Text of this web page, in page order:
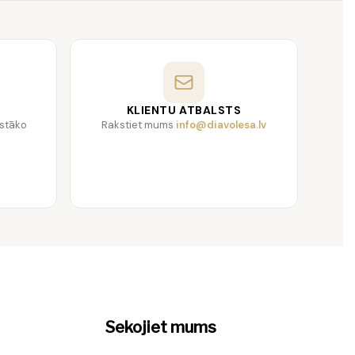
un pēc jaunākajiem dizaina tendencēm. Mēs
Tie sniedz iespēju radīt neaizmirstamu un stilīgu atmiņu.
KLIENTU ATBALSTS
Rakstiet mums info@diavolesa.lv
Sekojiet mums